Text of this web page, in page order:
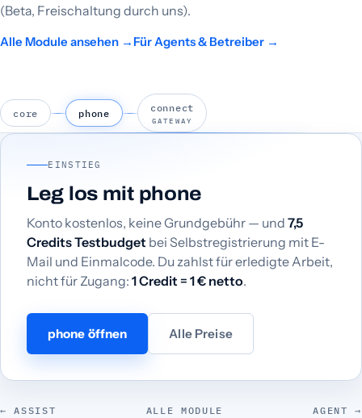
(Beta, Freischaltung durch uns).
Alle Module ansehen → Für Agents & Betreiber →
core phone connect
GATEWAY
EINSTIEG
Leg los mit phone
Konto kostenlos, keine Grundgebühr — und 7,5
Credits Testbudget bei Selbstregistrierung mit E-
Mail und Einmalcode. Du zahlst für erledigte Arbeit,
nicht für Zugang: 1 Credit = 1 € netto.
phone öffnen Alle Preise
← ASSIST ALLE MODULE AGENT →